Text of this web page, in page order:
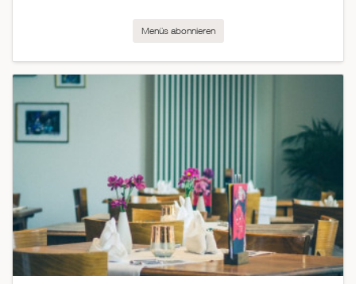
Menüs abonnieren